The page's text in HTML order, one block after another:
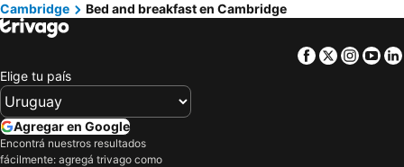
Cambridge
Bed and breakfast en Cambridge
Facebook
Twitter
Elige tu país
Agregar en Google
Encontrá nuestros resultados
fácilmente: agregá trivago como